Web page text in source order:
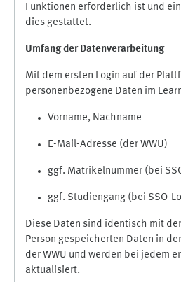
Funktionen erforderlich ist und
dies gestattet.
Umfang der Datenverarbeitung
Mit dem ersten Login auf der
personenbezogene Daten im
Vorname, Nachname
E-Mail-Adresse (der WWU)
ggf. Matrikelnummer (bei
ggf. Studiengang (bei SSO-
Diese Daten sind identisch mit
Person gespeicherten Daten in
der WWU und werden bei jedem
aktualisiert.